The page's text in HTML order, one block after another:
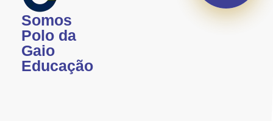
Somos
Polo da
Gaio
Educação